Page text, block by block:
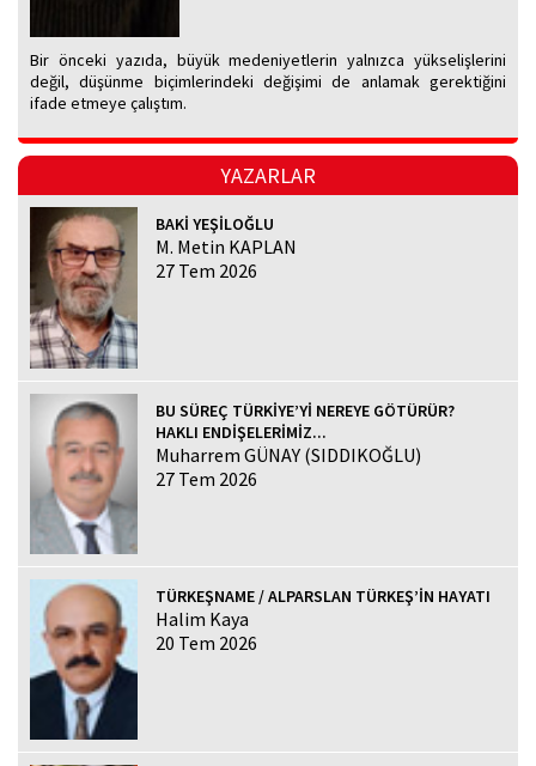
Bir önceki yazıda, büyük medeniyetlerin yalnızca yükselişlerini
değil, düşünme biçimlerindeki değişimi de anlamak gerektiğini
ifade etmeye çalıştım.
YAZARLAR
BAKİ YEŞİLOĞLU
M. Metin KAPLAN
27 Tem 2026
BU SÜREÇ TÜRKİYE’Yİ NEREYE GÖTÜRÜR?
HAKLI ENDİŞELERİMİZ...
Muharrem GÜNAY (SIDDIKOĞLU)
27 Tem 2026
TÜRKEŞNAME / ALPARSLAN TÜRKEŞ’İN HAYATI
Halim Kaya
20 Tem 2026